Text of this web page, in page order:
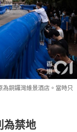
銅鑼灣維景酒店。當時只
禁地